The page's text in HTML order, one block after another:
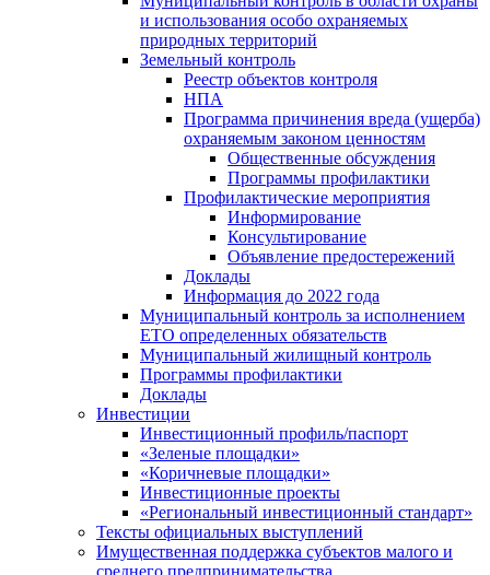
и использования особо охраняемых
природных территорий
Земельный контроль
Реестр объектов контроля
НПА
Программа причинения вреда (ущерба)
охраняемым законом ценностям
Общественные обсуждения
Программы профилактики
Профилактические мероприятия
Информирование
Консультирование
Объявление предостережений
Доклады
Информация до 2022 года
Муниципальный контроль за исполнением
ЕТО определенных обязательств
Муниципальный жилищный контроль
Программы профилактики
Доклады
Инвестиции
Инвестиционный профиль/паспорт
«Зеленые площадки»
«Коричневые площадки»
Инвестиционные проекты
«Региональный инвестиционный стандарт»
Тексты официальных выступлений
Имущественная поддержка субъектов малого и
среднего предпринимательства